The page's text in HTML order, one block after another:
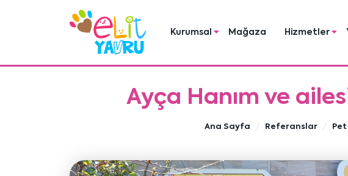
Kurumsal Mağaza Hizmetler
Ayça Hanım ve
Ana Sayfa Referanslar